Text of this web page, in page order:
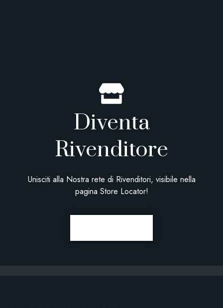
Diventa
Rivenditore
Unisciti alla Nostra rete di Rivenditori, visibile nella
pagina Store Locator!